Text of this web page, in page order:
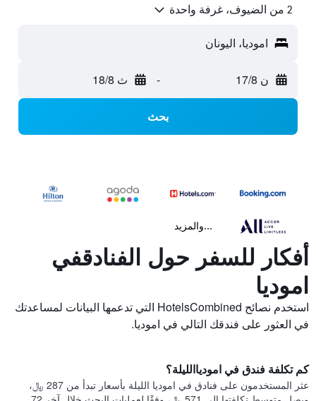
2 من الضيوف، غرفة واحدة
اموديا، اليونان
ن 17/8 - ث 18/8
بحث
...والمزيد
أفكار للسفر حول الفنادقفي
اموديا
استخدم نصائح HotelsCombined التي تدعمها البيانات لمساعدتك
في العثور على فندقك التالي في اموديا.
كم تكلفة فندق في امودياالليلة؟
عثر المستخدمون على فنادق في اموديا الليلة بأسعار تبدأ من 287 ﷼،